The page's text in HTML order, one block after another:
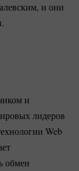
и они
и
лидеров
Web
обмен